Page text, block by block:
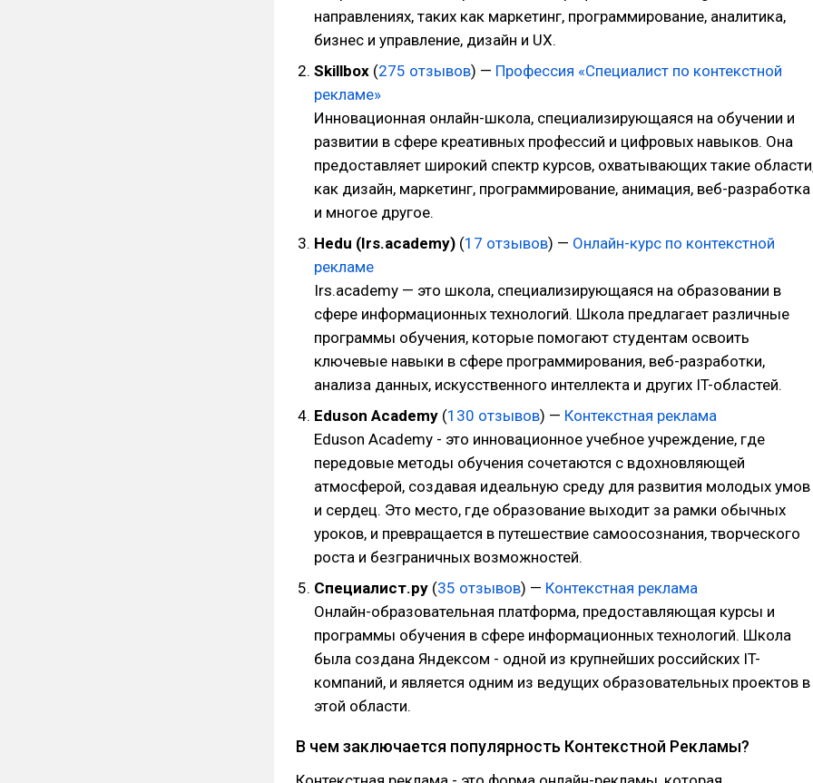
направлениях, таких как маркетинг, программирование, аналитика,
бизнес и управление, дизайн и UX.
Skillbox (275 отзывов) — Профессия «Специалист по контекстной
рекламе»
Инновационная онлайн-школа, специализирующаяся на обучении и
развитии в сфере креативных профессий и цифровых навыков. Она
предоставляет широкий спектр курсов, охватывающих такие
как дизайн, маркетинг, программирование, анимация, веб-разработка
и многое другое.
Hedu (Irs.academy) (17 отзывов) — Онлайн-курс по контекстной
рекламе
Irs.academy — это школа, специализирующаяся на образовании в
сфере информационных технологий. Школа предлагает различные
программы обучения, которые помогают студентам освоить
ключевые навыки в сфере программирования, веб-разработки,
анализа данных, искусственного интеллекта и других IT-областей.
Eduson Academy (130 отзывов) — Контекстная реклама
Eduson Academy - это инновационное учебное учреждение, где
передовые методы обучения сочетаются с вдохновляющей
атмосферой, создавая идеальную среду для развития молодых умов
и сердец. Это место, где образование выходит за рамки обычных
уроков, и превращается в путешествие самоосознания, творческого
роста и безграничных возможностей.
Специалист.ру (35 отзывов) — Контекстная реклама
Онлайн-образовательная платформа, предоставляющая курсы и
программы обучения в сфере информационных технологий. Школа
была создана Яндексом - одной из крупнейших российских IT-
компаний, и является одним из ведущих образовательных проектов в
этой области.
В чем заключается популярность Контекстной Рекламы?